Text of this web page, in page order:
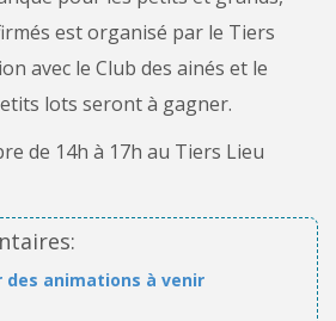
est organisé par le Tiers
avec le Club des ainés et le
lots seront à gagner.
de 14h à 17h au Tiers Lieu
animations à venir